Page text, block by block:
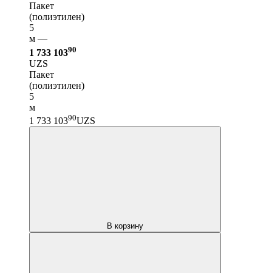
Пакет
(полиэтилен)
5
м —
1 733 10390
UZS
Пакет
(полиэтилен)
5
м
1 733 10390UZS
В корзину